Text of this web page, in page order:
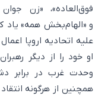
فوق‌العاده»، «زن
و «الهام‌بخش همه» یاد
علیه اتحادیه اروپا
او خود را از دیگر
وحدت غرب در برابر
همچنین از هرگونه